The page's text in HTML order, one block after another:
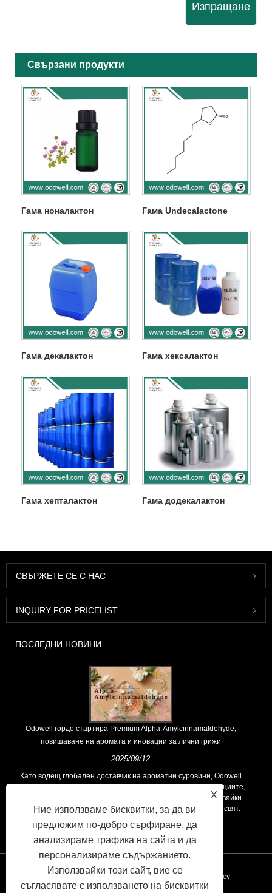
Изпращане
Свързани продукти
Гама ноналактон Гама Undecalactone
Гама декалактон Гама хексалактон
Гама хепталактон Гама додекалактон
СВЪРЖЕТЕ СЕ С НАС
INQUIRY FOR PRICELIST
ПОСЛЕДНИ НОВИНИ
Odowell гордо стартира Premium Alpha-Amylcinnamaldehyde,
повишаване на аромата и иновации за лични грижи
2025/09/12
Като водещ глобален доставчик на ароматни суровини, Odowell
поддържа основна философия на „ориентирана към иновациите,
фокусирани върху качеството“, последователно предоставяйки
превъзходни решения за аромати на клиентите по целия свят.
Privacy Policy
X
Ние използваме бисквитки, за да ви
предложим по-добро сърфиране, да
анализираме трафика на сайта и да
персонализираме съдържанието.
Използвайки този сайт, вие се
съгласявате с използването на бисквитки